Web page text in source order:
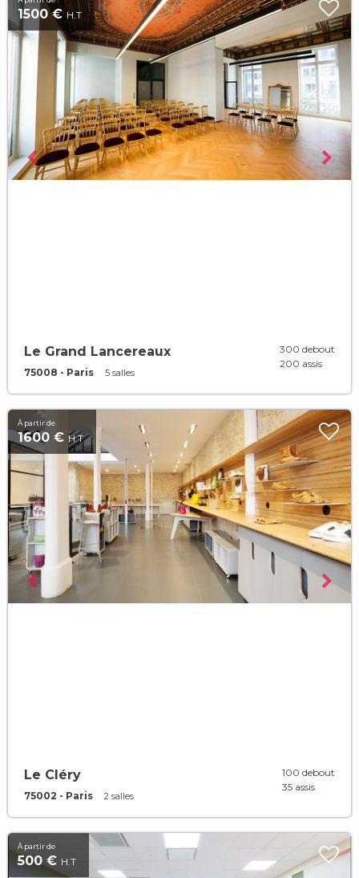
1500 €H.T
Le Grand Lancereaux
75008 - Paris 5 salles
300 debout
200 assis
À partir de
1600 € H.T
Le Cléry
75002 - Paris 2 salles
100 debout
35 assis
À partir de
500 € H.T